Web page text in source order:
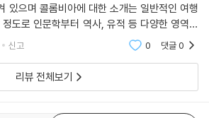
엘 가르시아 마르케스’, 남미의 피카소 ‘페르난
아! 저자는 다양성이 공존하는 콜롬비아의 역사,
한 언어와 생생한 이미지로 독자들에게 선사한
만드는 모칠라 가방의 역사와 기원을 이해하고,
있으며 콜롬비아에 대한 소개는 일반적인 여행
도로 인문학부터 역사, 유적 등 다양한 영역의
신고 0 댓글0
리뷰 전체보기